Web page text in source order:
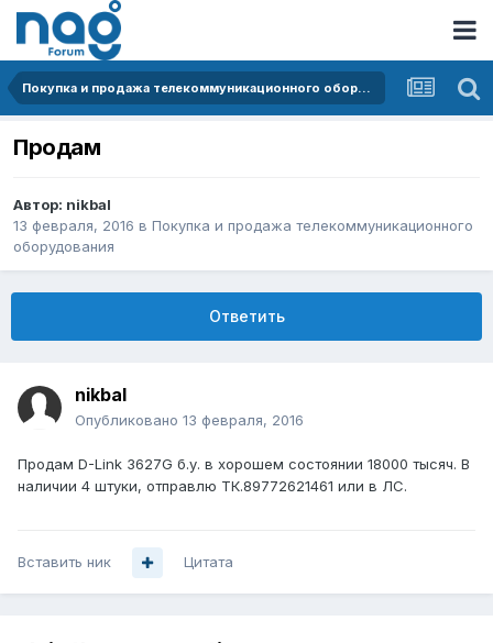
Покупка и продажа телекоммуникационного оборудования
Продам
Автор: nikbal
13 февраля, 2016 в Покупка и продажа телекоммуникационного
оборудования
Ответить
nikbal
Опубликовано 13 февраля, 2016
Продам D-Link 3627G б.у. в хорошем состоянии 18000 тысяч. В
наличии 4 штуки, отправлю ТК.89772621461 или в ЛС.
Вставить ник Цитата